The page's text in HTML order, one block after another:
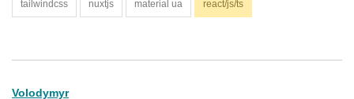
tailwindcss nuxtjs material ua react/js/ts
Volodymyr